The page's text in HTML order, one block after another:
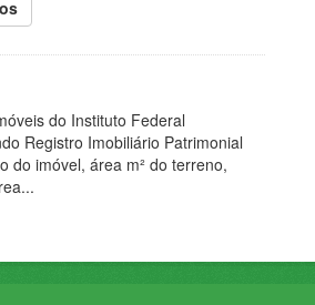
do Instituto Federal
Registro Imobiliário Patrimonial
do imóvel, área m² do terreno,